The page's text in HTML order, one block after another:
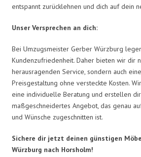
entspannt zurücklehnen und dich auf dein
Unser Versprechen an dich:
Bei Umzugsmeister Gerber Würzburg
Kundenzufriedenheit. Daher bieten wir dir
herausragenden Service, sondern auch
Preisgestaltung ohne versteckte Kosten.
eine individuelle Beratung und erstellen
maßgeschneidertes Angebot, das genau
und Wünsche zugeschnitten ist.
Sichere dir jetzt deinen günstigen
Würzburg nach Horsholm!